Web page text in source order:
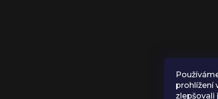
prohlížení
zlepšovali